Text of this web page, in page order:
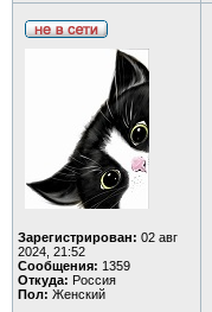
Зарегистрирован: 02 авг
2024, 21:52
Сообщения: 1359
Откуда: Россия
Пол: Женский